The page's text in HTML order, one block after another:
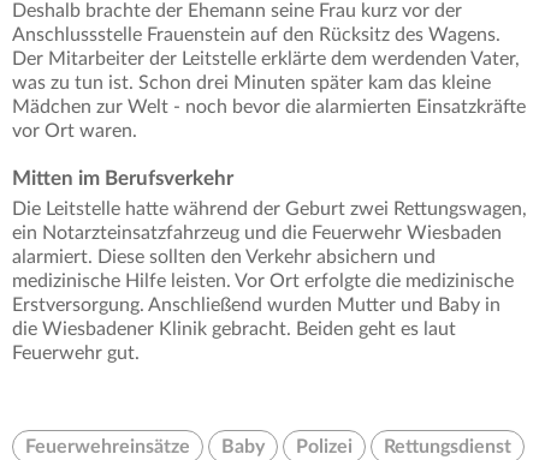
Deshalb brachte der Ehemann seine Frau kurz vor der
Anschlussstelle Frauenstein auf den Rücksitz des Wagens.
Der Mitarbeiter der Leitstelle erklärte dem werdenden Vater,
was zu tun ist. Schon drei Minuten später kam das kleine
Mädchen zur Welt - noch bevor die alarmierten Einsatzkräfte
vor Ort waren.
Mitten im Berufsverkehr
Die Leitstelle hatte während der Geburt zwei Rettungswagen,
ein Notarzteinsatzfahrzeug und die Feuerwehr Wiesbaden
alarmiert. Diese sollten den Verkehr absichern und
medizinische Hilfe leisten. Vor Ort erfolgte die medizinische
Erstversorgung. Anschließend wurden Mutter und Baby in
die Wiesbadener Klinik gebracht. Beiden geht es laut
Feuerwehr gut.
Feuerwehreinsätze Baby Polizei Rettungsdienst